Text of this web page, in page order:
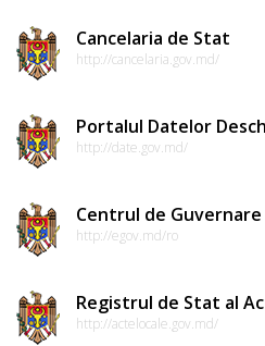
Dispozițiile
președintelui
Consultări
publice
Inițierea
elaborării
proiectelor
de
Cancelaria de Stat
http://cancelaria.gov.md/
Portalul Datelor
http://date.gov.md/
Centrul de
http://egov.md/ro
Registrul de Stat al
http://actelocale.gov.md/